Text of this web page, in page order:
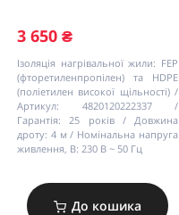
3 650 ₴
Ізоляція нагрівальної жили: FEP
(фторетиленпропілен) та HDPE
(поліетилен високої щільності)
Артикул:
4820120222337
Гарантія:
25 років
Довжина
дроту: 4 м
Номінальна напруга
живлення, В: 230 В ~ 50 Гц
До кошика